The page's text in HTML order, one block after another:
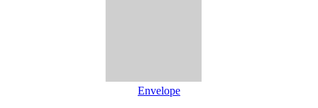
Envelope